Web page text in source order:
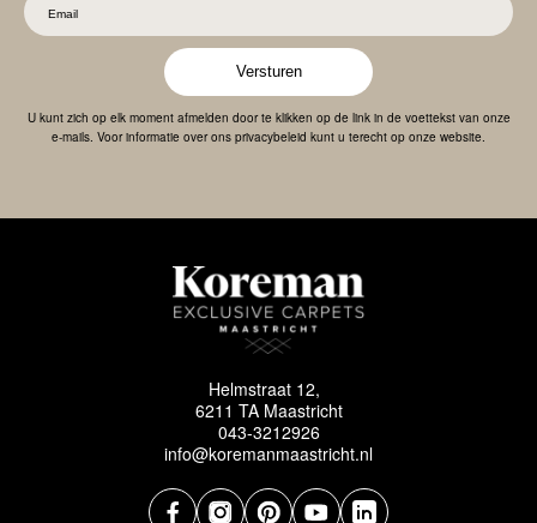
Versturen
U kunt zich op elk moment afmelden door te klikken op de link in de voettekst van onze
e-mails. Voor informatie over ons privacybeleid kunt u terecht op onze website.
Helmstraat 12,
6211 TA Maastricht
043-3212926
info@koremanmaastricht.nl